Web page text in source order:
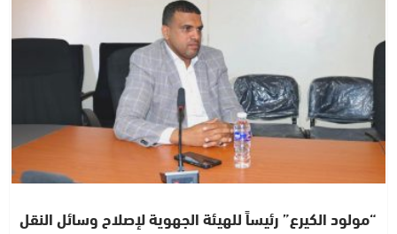
“مولود الكيرع” رئيساً للهيئة الجهوية لإصلاح وسائل النقل